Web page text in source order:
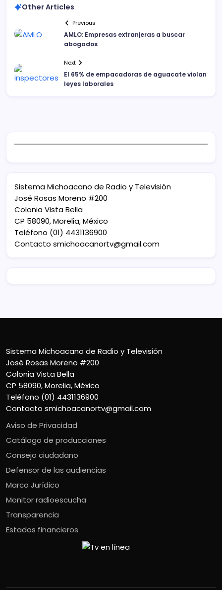
Other Articles
Previous
AMLO: Empresas extranjeras a buscar
abogados
Next
El 65% de empacadoras de aguacate violan
leyes laborales
Sistema Michoacano de Radio y Televisión
José Rosas Moreno #200
Colonia Vista Bella
CP 58090, Morelia, México
Teléfono (01) 4431136900
Contacto smichoacanortv@gmail.com
Sistema Michoacano de Radio y Televisión
José Rosas Moreno #200
Colonia Vista Bella
CP 58090, Morelia, México
Teléfono (01) 4431136900
Contacto smichoacanortv@gmail.com
Aviso de Privacidad
Catálogo de producciones
Consejo ciudadano
Defensor de las audiencias
Marco Jurídico
Monitor radioescucha
Transparencia
Estados financieros